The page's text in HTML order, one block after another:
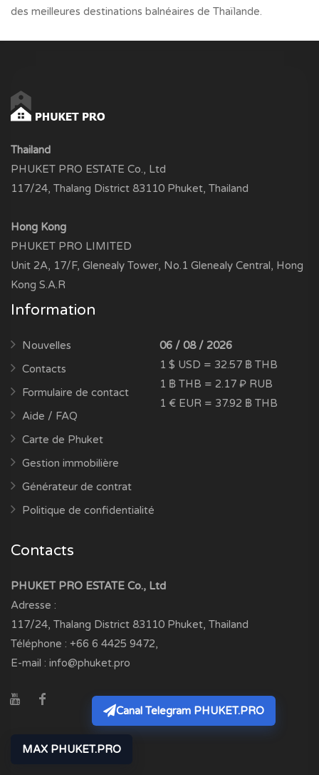
des meilleures destinations balnéaires de Thaïlande.
Thailand
PHUKET PRO ESTATE Co., Ltd
117/24, Thalang District 83110 Phuket, Thailand
Hong Kong
PHUKET PRO LIMITED
Unit 2A, 17/F, Glenealy Tower, No.1 Glenealy Central, Hong
Kong S.A.R
Information
Nouvelles
Contacts
Formulaire de contact
Aide / FAQ
Carte de Phuket
Gestion immobilière
Générateur de contrat
Politique de confidentialité
06 / 08 / 2026
1 $ USD = 32.57 ฿ THB
1 ฿ THB = 2.17 ₽ RUB
1 € EUR = 37.92 ฿ THB
Contacts
PHUKET PRO ESTATE Co., Ltd
Adresse :
117/24, Thalang District 83110 Phuket, Thailand
Téléphone : +66 6 4425 9472,
E-mail : info@phuket.pro
Canal Telegram PHUKET.PRO
MAX PHUKET.PRO